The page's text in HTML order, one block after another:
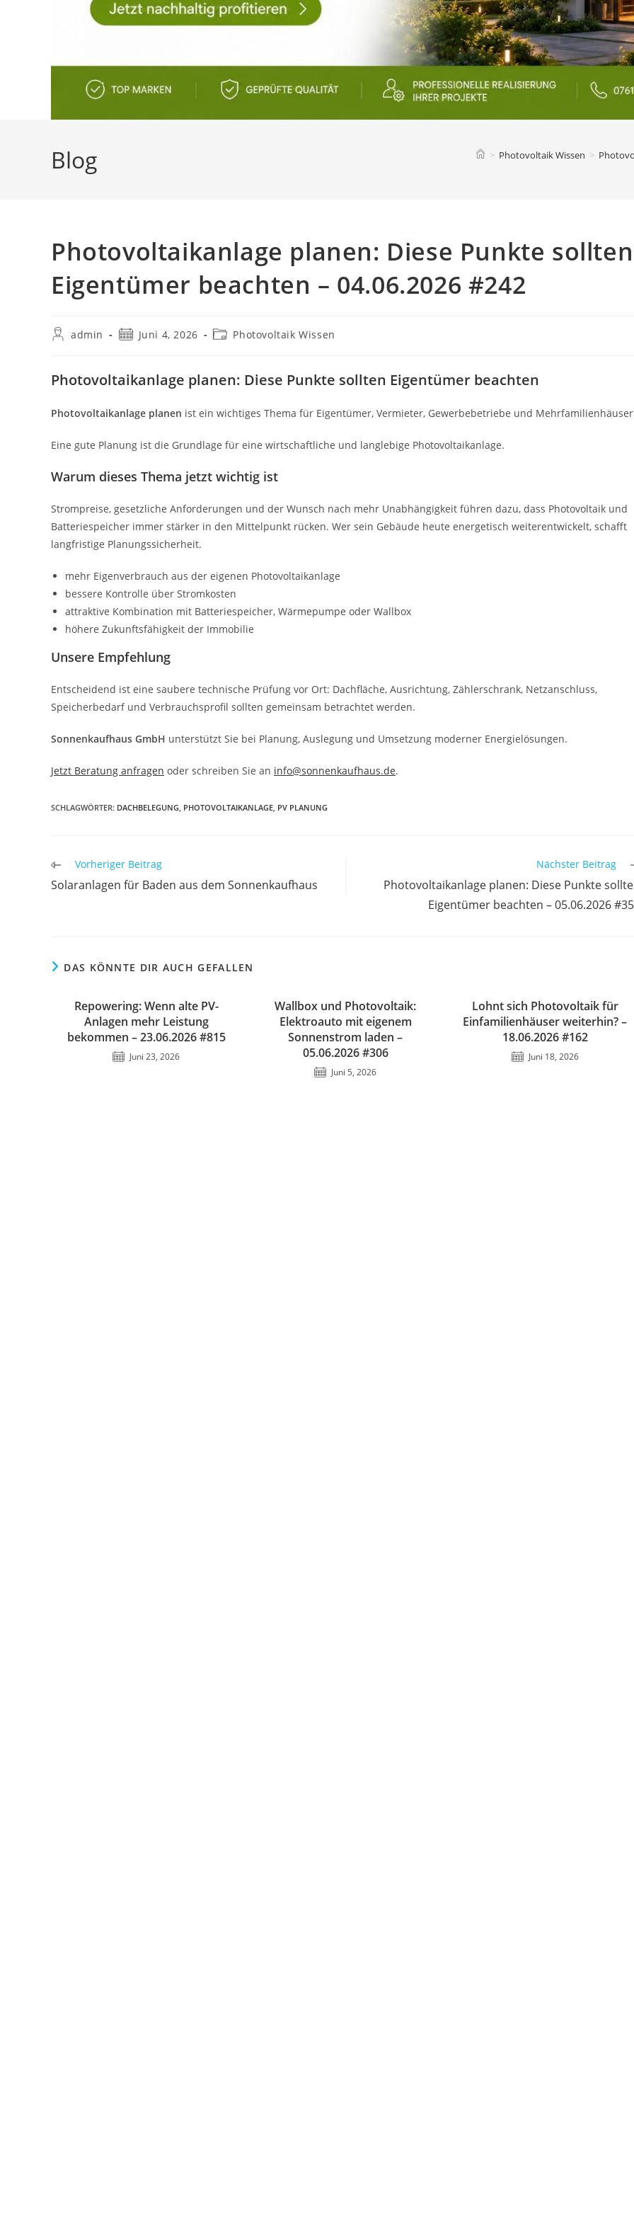
Blog > Photovoltaik Wissen >
Photovoltaikanlage planen: Diese Punkte sollten
Eigentümer beachten – 04.06.2026 #242
Beitrags-
admin
BeitragJuni 4, 2026
Beitrags-
Photovoltaik Wissen
Photovoltaikanlage planen: Diese Punkte sollten Eigentümer beachten
Photovoltaikanlage planen ist ein wichtiges Thema für Eigentümer, Vermieter, Gewerbebetriebe und
Eine gute Planung ist die Grundlage für eine wirtschaftliche und langlebige Photovoltaikanlage.
Warum dieses Thema jetzt wichtig ist
Strompreise, gesetzliche Anforderungen und der Wunsch nach mehr Unabhängigkeit führen dazu, dass Photovoltaik und
Batteriespeicher immer stärker in den Mittelpunkt rücken. Wer sein Gebäude heute energetisch weiterentwickelt, schafft
langfristige Planungssicherheit.
mehr Eigenverbrauch aus der eigenen Photovoltaikanlage
bessere Kontrolle über Stromkosten
attraktive Kombination mit Batteriespeicher, Wärmepumpe oder Wallbox
höhere Zukunftsfähigkeit der Immobilie
Unsere Empfehlung
Entscheidend ist eine saubere technische Prüfung vor Ort: Dachfläche, Ausrichtung, Zählerschrank, Netzanschluss,
Speicherbedarf und Verbrauchsprofil sollten gemeinsam betrachtet werden.
Sonnenkaufhaus GmbH unterstützt Sie bei Planung, Auslegung und Umsetzung moderner Energielösungen.
Jetzt Beratung anfragen oder schreiben Sie an info@sonnenkaufhaus.de.
SCHLAGWÖRTER: DACHBELEGUNG, PHOTOVOLTAIKANLAGE, PV PLANUNG
Weitere
Artikel
ansehen
Vorheriger Beitrag
Solaranlagen für Baden aus dem Sonnenkaufhaus
Nächster Beitrag
Photovoltaikanlage planen: Diese Punkte
Eigentümer beachten – 05.06.2026
DAS KÖNNTE DIR AUCH GEFALLEN
Repowering: Wenn alte PV-
Anlagen mehr Leistung
bekommen – 23.06.2026 #815
Juni 23, 2026
Wallbox und Photovoltaik:
Elektroauto mit eigenem
Sonnenstrom laden –
05.06.2026 #306
Juni 5, 2026
Lohnt sich Photovoltaik für
Einfamilienhäuser weiterhin? –
18.06.2026 #162
Juni 18, 2026